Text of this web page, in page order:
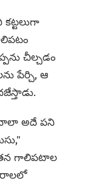
చీల్చడం
పేర్చి, ఆ
అదే పని
గాలిపటాల